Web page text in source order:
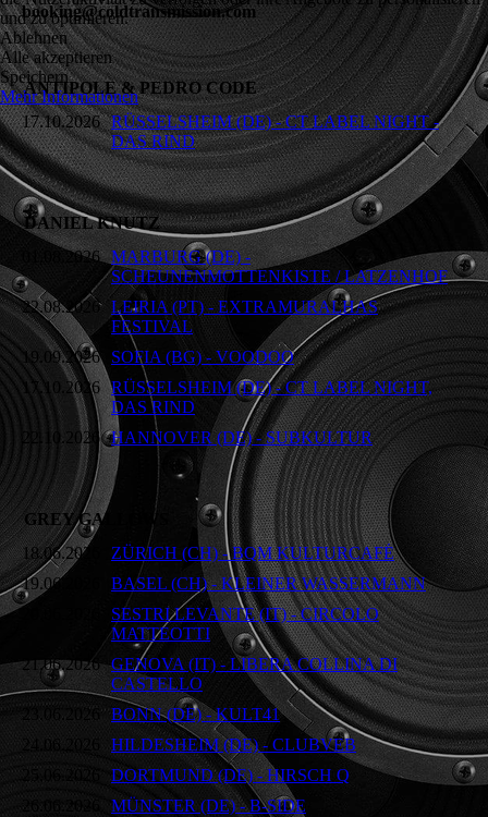
booking@coldtransmission.com
ANTIPOLE & PEDRO CODE
17.10.2026 RÜSSELSHEIM (DE) - CT LABEL NIGHT -
DAS RIND
DANIEL KNUTZ
01.08.2026 MARBURG (DE) -
SCHEUNENMOTTENKISTE / LATZENHOF
22.08.2026 LEIRIA (PT) - EXTRAMURALHAS
FESTIVAL
19.09.2026
SOFIA (BG) - VOODOO
17.10.2026 RÜSSELSHEIM (DE) - CT LABEL NIGHT,
DAS RIND
22.10.2026 HANNOVER (DE) - SUBKULTUR
GREY GALLOWS
18.06.2026
ZÜRICH (CH) - BQM KULTURCAFÉ
19.06.2026
BASEL (CH) - KLEINER WASSERMANN
SESTRI LEVANTE (IT) - CIRCOLO
MATTEOTTI
21.06.2026
GENOVA (IT) - LIBERA COLLINA DI
CASTELLO
23.06.2026
BONN (DE) - KULT41
24.06.2026
HILDESHEIM (DE) - CLUBVEB
25.06.2026
DORTMUND (DE) - HIRSCH Q
26.06.2026
MÜNSTER (DE) - B-SIDE
und zu optimieren.
Ablehnen
Alle akzeptieren
Speichern
Mehr Informationen